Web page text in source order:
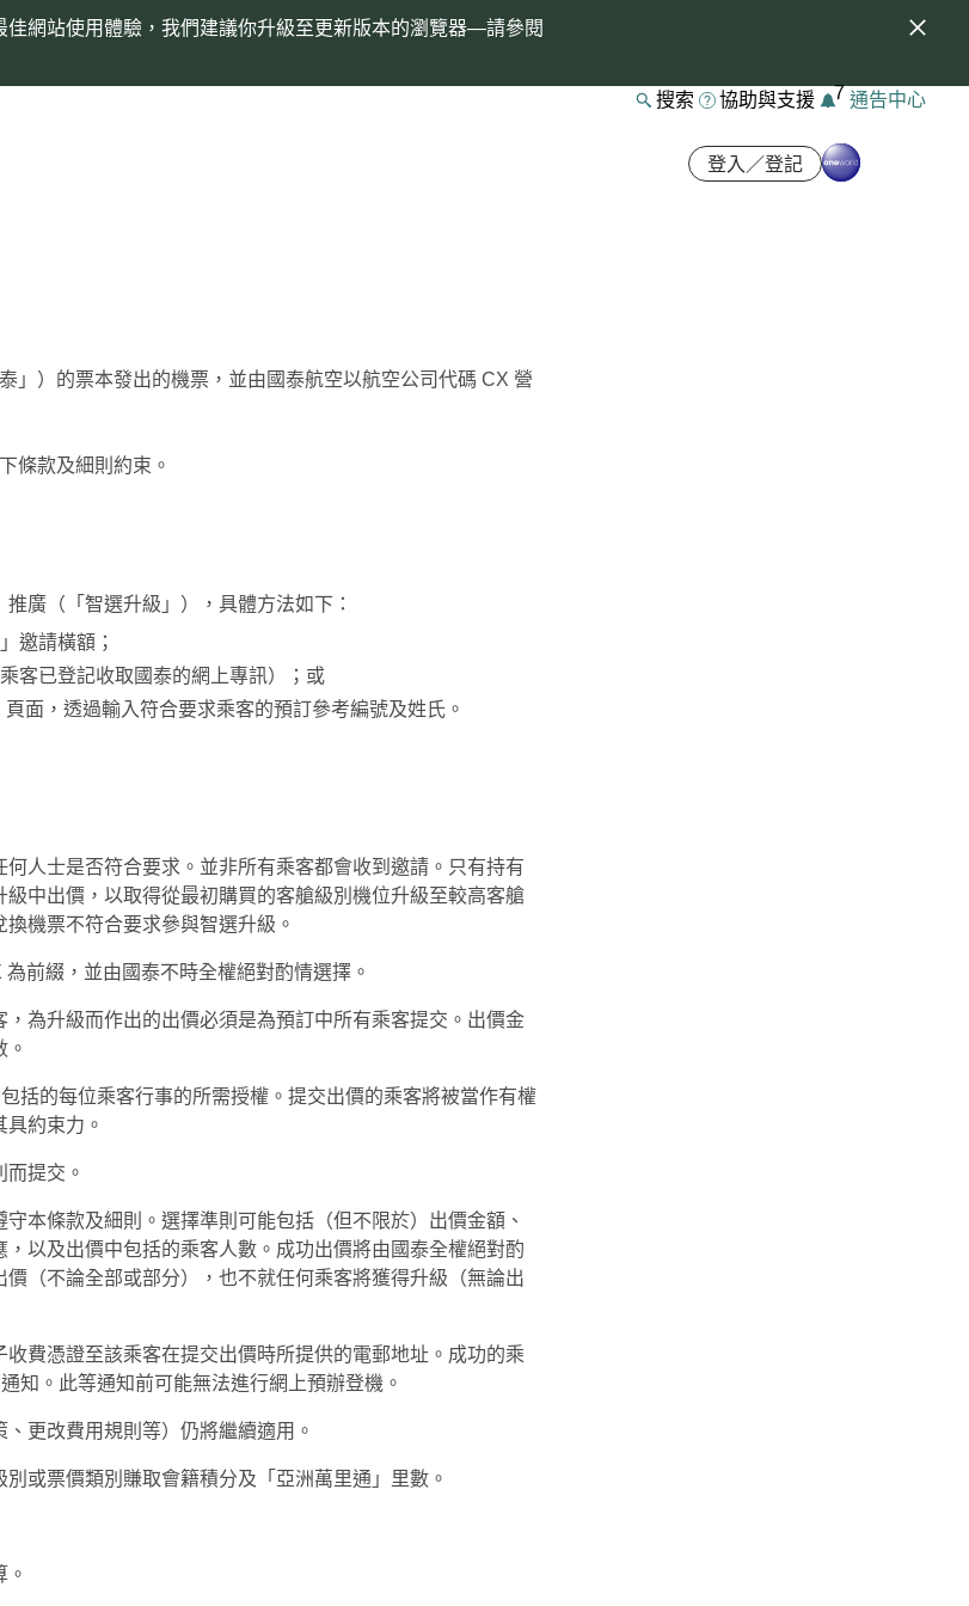
網站使用體驗，我們建議你升級至更新版本的瀏覽器—請參閱
搜索 協助與支援 7 通告中心
登入／登記
」）的票本發出的機票，並由國泰航空以航空公司代碼 CX 營
條款及細則約束。
廣（「智選升級」），具體方法如下：
邀請橫額；
客已登記收取國泰的網上專訊）；或
面，透過輸入符合要求乘客的預訂參考編號及姓氏。
人士是否符合要求。並非所有乘客都會收到邀請。只有持有
中出價，以取得從最初購買的客艙級別機位升級至較高客艙
機票不符合要求參與智選升級。
前綴，並由國泰不時全權絕對酌情選擇。
為升級而作出的出價必須是為預訂中所有乘客提交。出價金
括的每位乘客行事的所需授權。提交出價的乘客將被當作有權
約束力。
提交。
本條款及細則。選擇準則可能包括（但不限於）出價金額、
以及出價中包括的乘客人數。成功出價將由國泰全權絕對酌
（不論全部或部分），也不就任何乘客將獲得升級（無論出
費憑證至該乘客在提交出價時所提供的電郵地址。成功的乘
知。此等通知前可能無法進行網上預辦登機。
更改費用規則等）仍將繼續適用。
或票價類別賺取會籍積分及「亞洲萬里通」里數。